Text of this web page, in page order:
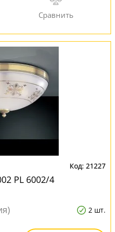
21227
PL 6002/4
2 шт.